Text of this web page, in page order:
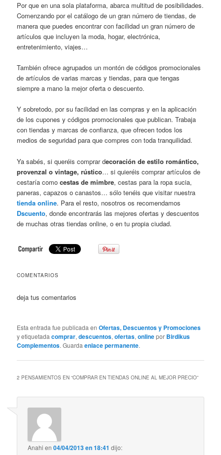
Por que en una sola plataforma, abarca multitud de posibilidades.
Comenzando por el catálogo de un gran número de tiendas, de
manera que puedes encontrar con facilidad un gran número de
artículos que incluyen la moda, hogar, electrónica,
entretenimiento, viajes…
También ofrece agrupados un montón de códigos promocionales
de artículos de varias marcas y tiendas, para que tengas
siempre a mano la mejor oferta o descuento.
Y sobretodo, por su facilidad en las compras y en la aplicación
de los cupones y códigos promocionales que publican. Trabaja
con tiendas y marcas de confianza, que ofrecen todos los
medios de seguridad para que compres con toda tranquilidad.
Ya sabés, si queréis comprar decoración de estilo romántico,
provenzal o vintage, rústico… si quieréis comprar artículos de
cestaría comocestas de mimbre, cestas para la ropa sucia,
paneras, capazos o canastos… sólo tenéis que visitar nuestra
tienda online. Para el resto, nosotros os recomendamos
Dscuento, donde encontrarás las mejores ofertas y descuentos
de muchas otras tiendas online, o en tu propia ciudad.
COMENTARIOS
deja tus comentarios
Esta entrada fue publicada enOfertas, Descuentos y Promociones
y etiquetadacomprar,descuentos,ofertas,onlinepor Birdikus
Complementos. Guardaenlace permanente.
2 PENSAMIENTOS EN “COMPRAR EN TIENDAS ONLINE AL MEJOR PRECIO”
Anahi en04/04/2013 en 18:41 dijo: